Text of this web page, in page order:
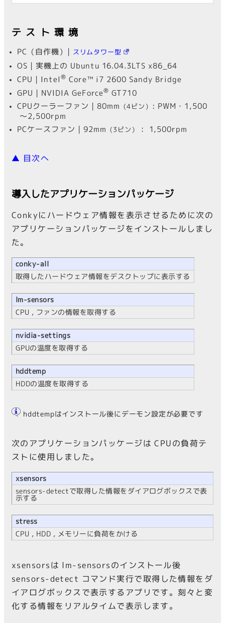
テスト環境
PC（自作機）| スリムタワー型
OS | 実機上の Ubuntu 16.04.3LTS x86_64
CPU | Intel ® Core™ i7 2600 Sandy Bridge
GPU | NVIDIA GeForce® GT710
CPUクーラーファン | 80mm
（4ピン）
: PWM・1,500
～2,500rpm
PCケースファン | 92mm
（3ピン） ： 1,500rpm
▲ 目次へ
導入したアプリケーションパッケージ
Conkyにハードウェア情報を表示させるために次の
アプリケーションパッケージをインストールしまし
た。
conky-all
取得したハードウェア情報をデスクトップに表示する
lm-sensors
CPU , ファンの情報を取得する
nvidia-settings
GPUの温度を取得する
hddtemp
HDDの温度を取得する
hddtempはインストール後にデーモン設定が必要です
次のアプリケーションパッケージは CPUの負荷テ
ストに使用しました。
xsensors
sensors-detectで取得した情報をダイアログボックスで表
示する
stress
CPU , HDD , メモリーに負荷をかける
xsensorsは lm-sensorsのインストール後
sensors-detect コマンド実行で取得した情報をダ
イアログボックスで表示するアプリです。刻々と変
化する情報をリアルタイムで表示します。